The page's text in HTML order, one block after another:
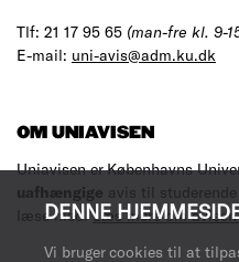
DENNE
Vi bruger cookies til at
Tlf: 21 17 95 65 (man-fre kl. 9-
E-mail: uni-avis@adm.ku.dk
OM UNIAVISEN
Uniavisen er Københavns
uafhængige avis til studerende
læse med.Læs mere om avisen